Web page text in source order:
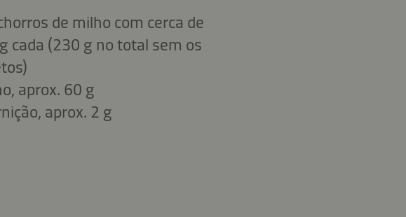
de milho com cerca de
cada (230 g no total sem os
aprox. 60 g
aprox. 2 g